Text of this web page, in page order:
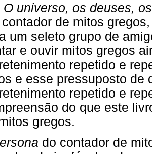
O universo, os deuses,
de mitos
um seleto grupo de
e ouvir mitos gregos
repetido e
e esse pressuposto de
repetido e
do que este
gregos.
do contador de